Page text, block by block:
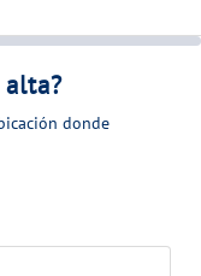
donde